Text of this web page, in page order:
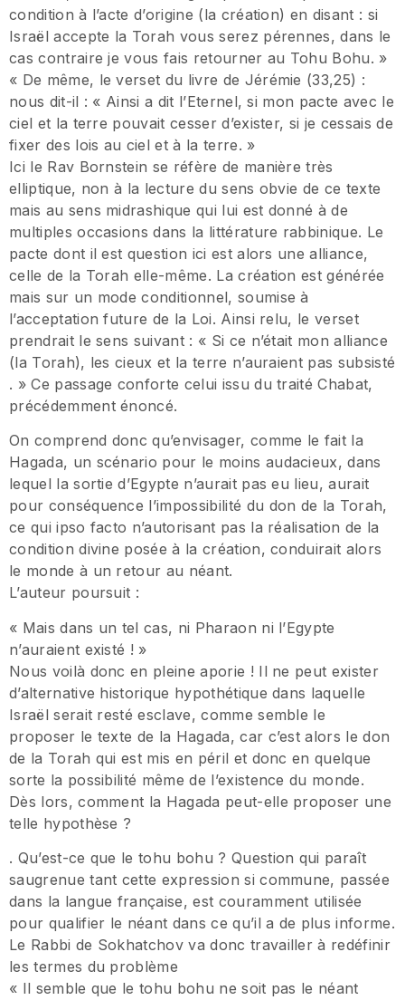
condition à l’acte d’origine (la création) en disant : si
Israël accepte la Torah vous serez pérennes, dans le
cas contraire je vous fais retourner au Tohu Bohu. »
« De même, le verset du livre de Jérémie (33,25) :
nous dit-il : « Ainsi a dit l’Eternel, si mon pacte avec le
ciel et la terre pouvait cesser d’exister, si je cessais de
fixer des lois au ciel et à la terre. »
Ici le Rav Bornstein se réfère de manière très
elliptique, non à la lecture du sens obvie de ce texte
mais au sens midrashique qui lui est donné à de
multiples occasions dans la littérature rabbinique. Le
pacte dont il est question ici est alors une alliance,
celle de la Torah elle-même. La création est générée
mais sur un mode conditionnel, soumise à
l’acceptation future de la Loi. Ainsi relu, le verset
prendrait le sens suivant : « Si ce n’était mon alliance
(la Torah), les cieux et la terre n’auraient pas subsisté
. » Ce passage conforte celui issu du traité Chabat,
précédemment énoncé.
On comprend donc qu’envisager, comme le fait la
Hagada, un scénario pour le moins audacieux, dans
lequel la sortie d’Egypte n’aurait pas eu lieu, aurait
pour conséquence l’impossibilité du don de la Torah,
ce qui ipso facto n’autorisant pas la réalisation de la
condition divine posée à la création, conduirait alors
le monde à un retour au néant.
L’auteur poursuit :
« Mais dans un tel cas, ni Pharaon ni l’Egypte
n’auraient existé ! »
Nous voilà donc en pleine aporie ! Il ne peut exister
d’alternative historique hypothétique dans laquelle
Israël serait resté esclave, comme semble le
proposer le texte de la Hagada, car c’est alors le don
de la Torah qui est mis en péril et donc en quelque
sorte la possibilité même de l’existence du monde.
Dès lors, comment la Hagada peut-elle proposer une
telle hypothèse ?
. Qu’est-ce que le tohu bohu ? Question qui paraît
saugrenue tant cette expression si commune, passée
dans la langue française, est couramment utilisée
pour qualifier le néant dans ce qu’il a de plus informe.
Le Rabbi de Sokhatchov va donc travailler à redéfinir
les termes du problème
« Il semble que le tohu bohu ne soit pas le néant